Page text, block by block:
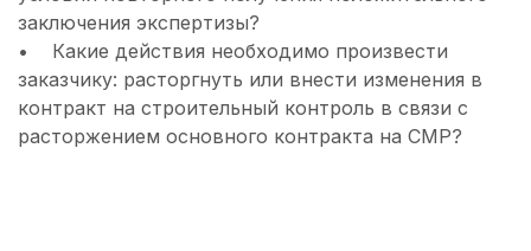
заключения экспертизы?
• Какие действия необходимо произвести
заказчику: расторгнуть или внести изменения в
контракт на строительный контроль в связи с
расторжением основного контракта на СМР?